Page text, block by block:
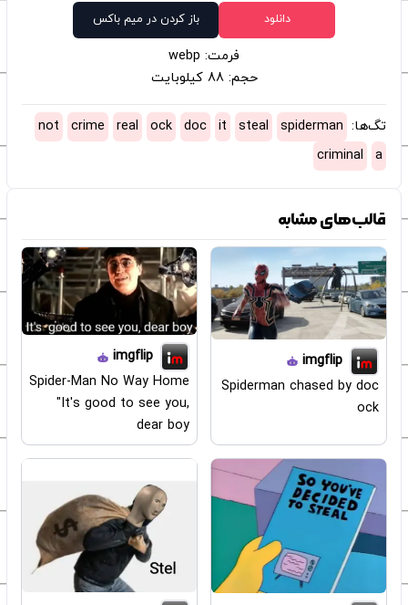
دانلود باز کردن در میم باکس
فرمت: webp
حجم: 88 کیلوبایت
تگ‌ها: spiderman
steal
it
doc
ock
real
crime
not
a
criminal
قالب‌های مشابه
imgflip
Spiderman chased by doc
ock
imgflip
Spider-Man No Way Home
"It's good to see you,
dear boy